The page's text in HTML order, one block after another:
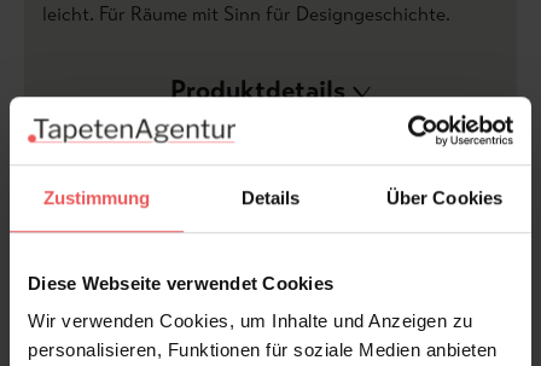
Zustimmung Details Über Cookies
Diese Webseite verwendet Cookies
Wir verwenden Cookies, um Inhalte und Anzeigen zu
personalisieren, Funktionen für soziale Medien anbieten
leicht. Für Räume mit Sinn für Designgeschichte.
Produktdetails
Versand & Zahlung
Bewertungen